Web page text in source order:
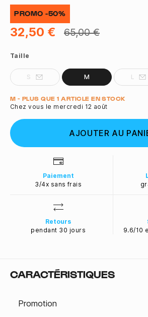
PROMO -50%
32,50 € 65,00 €
Taille
S M L
Quantité
M - PLUS QUE 1 ARTICLE EN STOCK
Chez vous le mercredi 12 août
AJOUTER AU
Paiement
3/4x sans frais
Retours
pendant 30 jours
9.6/10
CARACTÉRISTIQUES
Promotion